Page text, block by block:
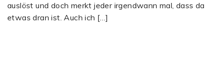
auslöst und doch merkt jeder irgendwann mal, dass da
etwas dran ist. Auch ich […]